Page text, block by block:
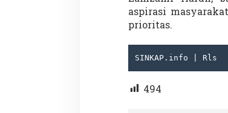
aspirasi
prioritas.
SINKAP.info | Rls
494